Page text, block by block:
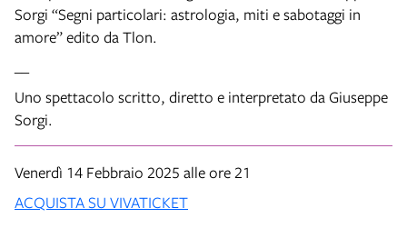
Sorgi “Segni particolari: astrologia, miti e sabotaggi in
amore” edito da Tlon.
Uno spettacolo scritto, diretto e interpretato da Giuseppe
Sorgi.
Venerdì 14 Febbraio 2025 alle ore 21
ACQUISTA SU VIVATICKET